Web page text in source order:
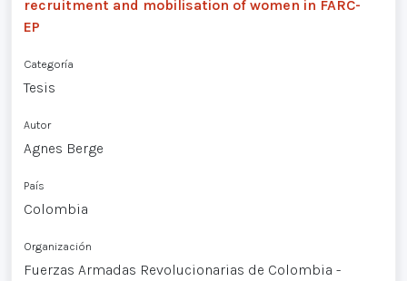
recruitment and mobilisation of women in FARC-
EP
Categoría
Tesis
Autor
Agnes Berge
País
Colombia
Organización
Fuerzas Armadas Revolucionarias de Colombia -